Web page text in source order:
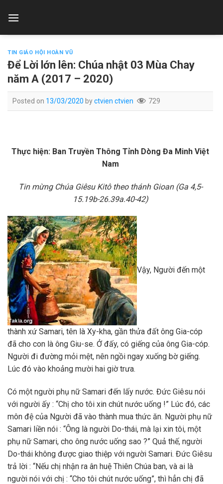
TIN GIÁO HỘI HOÀN VŨ
Để Lời lớn lên: Chúa nhật 03 Mùa Chay
năm A (2017 – 2020)
Posted on 13/03/2020 byctvien ctvien 729
Thực hiện: Ban Truyền Thông Tỉnh Dòng Đa Minh Việt
Nam
Tin mừng Chúa Giêsu Kitô theo thánh Gioan (Ga 4,5-
15.19b-26.39a.40-42)
Vậy, Người đến một
thành xứ Samari, tên là Xy-kha, gần thửa đất ông Gia-cóp
đã cho con là ông Giu-se. Ở đấy, có giếng của ông Gia-cóp.
Người đi đường mỏi mệt, nên ngồi ngay xuống bờ giếng.
Lúc đó vào khoảng mười hai giờ trưa.
Có một người phụ nữ Samari đến lấy nước. Đức Giêsu nói
với người ấy : “Chị cho tôi xin chút nước uống !” Lúc đó, các
môn đệ của Người đã vào thành mua thức ăn. Người phụ nữ
Samari liền nói : “Ông là người Do-thái, mà lại xin tôi, một
phụ nữ Samari, cho ông nước uống sao ?” Quả thế, người
Do-thái không được giao thiệp với người Samari. Đức Giêsu
trả lời : “Nếu chị nhận ra ân huệ Thiên Chúa ban, và ai là
người nói với chị : “Cho tôi chút nước uống”, thì hẳn chị đã